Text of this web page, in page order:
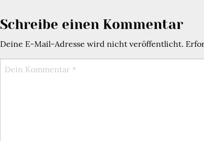
Schreibe einen Kommentar
Deine E-Mail-Adresse wird nicht veröffentlicht.